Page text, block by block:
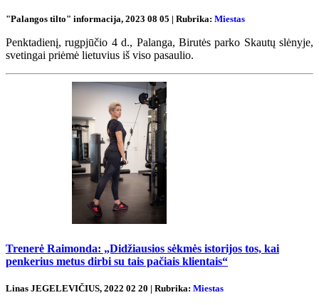
"Palangos tilto" informacija, 2023 08 05 | Rubrika: Miestas
Penktadienį, rugpjūčio 4 d., Palanga, Birutės parko Skautų slėnyje,
svetingai priėmė lietuvius iš viso pasaulio.
Trenerė Raimonda: „Didžiausios sėkmės istorijos tos, kai
penkerius metus dirbi su tais pačiais klientais“
Linas JEGELEVIČIUS, 2022 02 20 | Rubrika: Miestas